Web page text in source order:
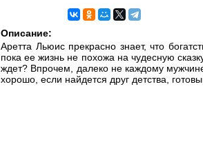
Описание:
Аретта Льюис прекрасно знает, что
пока ее жизнь не похожа на чудесную
ждет? Впрочем, далеко не каждому
хорошо, если найдется друг детства,